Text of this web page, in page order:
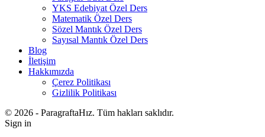
YKS Edebiyat Özel Ders
Matematik Özel Ders
Sözel Mantık Özel Ders
Sayısal Mantık Özel Ders
Blog
İletişim
Hakkımızda
Çerez Politikası
Gizlilik Politikası
© 2026 - ParagraftaHız. Tüm hakları saklıdır.
Sign in